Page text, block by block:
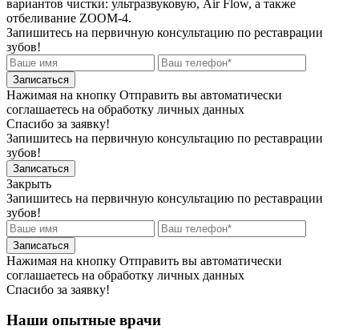
вариантов чистки: ультразвуковую, Air Flow, а также
отбеливание ZOOM-4.
Запишитесь на первичную консультацию по реставрации
зубов!
Записаться
Нажимая на кнопку Отправить вы автоматически
соглашаетесь на обработку личных данных
Спасибо за заявку!
Запишитесь на первичную консультацию по реставрации
зубов!
Записаться
Закрыть
Запишитесь на первичную консультацию по реставрации
зубов!
Записаться
Нажимая на кнопку Отправить вы автоматически
соглашаетесь на обработку личных данных
Спасибо за заявку!
Наши опытные врачи